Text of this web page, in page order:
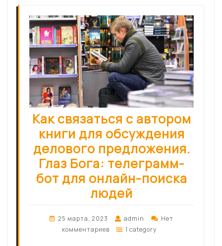
Как связаться с автором
книги для обсуждения
делового предложения.
Глаз Бога: телеграмм-
бот для онлайн-поиска
людей
25 марта, 2023 admin
Нет
комментариев
1 category